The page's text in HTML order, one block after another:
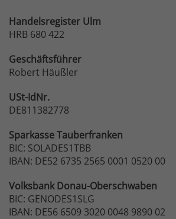
Handelsregister Ulm
HRB 680 422
Geschäftsführer
Robert Häußler
USt-IdNr.
DE811382778
SparkasseTauberfranken
BIC: SOLADES1TBB
IBAN: DE52 6735 2565 0001 0520 00
VolksbankDonau-Oberschwaben
BIC: GENODES1SLG
IBAN: DE56 6509 3020 0048 9890 02